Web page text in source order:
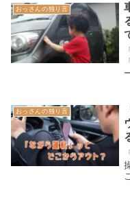
おっさんの独り言
おっさんの独り言